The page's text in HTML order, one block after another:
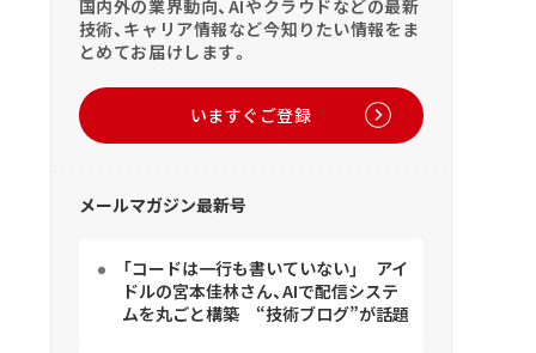
国内外の業界動向、AIやクラウドなどの最新
技術、キャリア情報など今知りたい情報をま
とめてお届けします。
いますぐご登録
メールマガジン最新号
「コードは一行も書いていない」 アイ
ドルの宮本佳林さん、AIで配信システ
ムを丸ごと構築 “技術ブログ”が話題